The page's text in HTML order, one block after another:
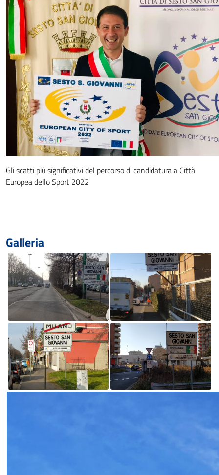
Gli scatti più significativi del percorso di candidatura a Città
Europea dello Sport 2022
Galleria